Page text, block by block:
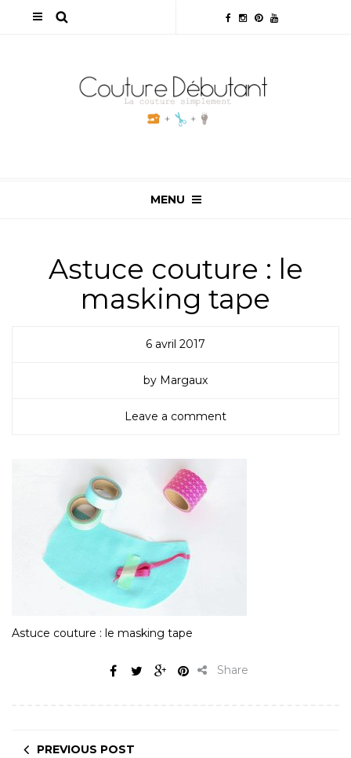
MENU
Astuce couture : le
masking tape
6 avril 2017
by Margaux
Leave a comment
Astuce couture : le masking tape
Share
PREVIOUS POST